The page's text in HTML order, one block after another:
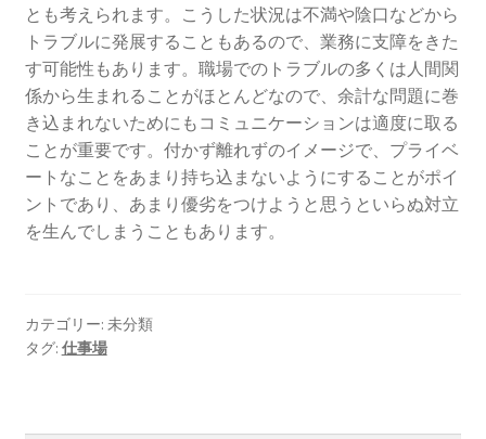
とも考えられます。こうした状況は不満や陰口などから
トラブルに発展することもあるので、業務に支障をきた
す可能性もあります。職場でのトラブルの多くは人間関
係から生まれることがほとんどなので、余計な問題に巻
き込まれないためにもコミュニケーションは適度に取る
ことが重要です。付かず離れずのイメージで、プライベ
ートなことをあまり持ち込まないようにすることがポイ
ントであり、あまり優劣をつけようと思うといらぬ対立
を生んでしまうこともあります。
カテゴリー: 未分類
タグ: 仕事場